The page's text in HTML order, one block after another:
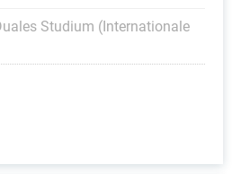
Studium (Internationale